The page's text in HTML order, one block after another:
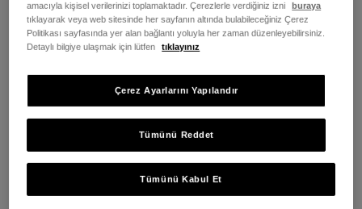
amacıyla kişisel verilerinizi toplamaktadır. Çerezlerle verdiğiniz izni
buraya
tıklayarak veya web sitesinde her sayfanın altında bulabileceğiniz Çerez
Politikası sayfasında yer alan bağlantı yoluyla her zaman düzenleyebilirsiniz.
Detaylı bilgiye ulaşmak için lütfen
tıklayınız
Tümünü Reddet
Tümünü Kabul Et
Çerez Ayarlarını Yapılandır